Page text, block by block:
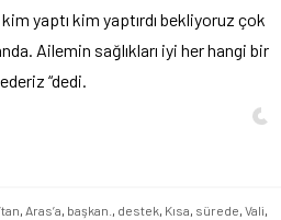
yaptı kim yaptırdı bekliyoruz çok
Ailemin sağlıkları iyi her hangi bir
“dedi.
, Aras’a, başkan. , destek, Kısa, sürede, Vali,